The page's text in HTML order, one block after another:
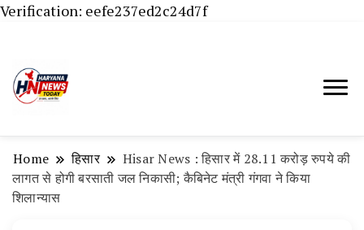
Verification: eefe237ed2c24d7f
हांसी, जींद और हरियाणा की ताजा खबरें
Haryana News Today, Haryana Live, Live
चैनल, Haryana News Today, Latest News
Hisar, Hisar Breaking News, Hansi News
Home हिसार
Hisar News : हिसार में 28.11 करोड़ रुपये की
लागत से होगी बरसाती जल निकासी; कैबिनेट मंत्री गंगवा ने किया
शिलान्यास